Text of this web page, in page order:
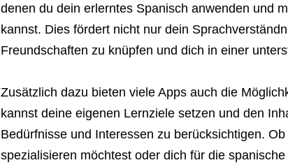
denen du dein erlerntes Spanisch anwenden und
kannst. Dies fördert nicht nur dein
Freundschaften zu knüpfen und dich in einer
Zusätzlich dazu bieten viele Apps auch die
kannst deine eigenen Lernziele setzen und den
Bedürfnisse und Interessen zu berücksichtigen.
spezialisieren möchtest oder dich für die